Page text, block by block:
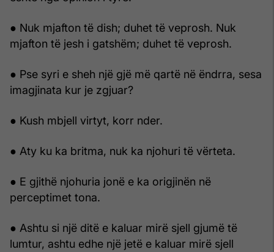
● Nuk mjafton të dish; duhet të veprosh. Nuk
mjafton të jesh i gatshëm; duhet të veprosh.
● Pse syri e sheh një gjë më qartë në ëndrra, sesa
imagjinata kur je zgjuar?
● Kush mbjell virtyt, korr nder.
● Aty ku ka britma, nuk ka njohuri të vërteta.
● E gjithë njohuria jonë e ka origjinën në
perceptimet tona.
● Ashtu si një ditë e kaluar mirë sjell gjumë të
lumtur, ashtu edhe një jetë e kaluar mirë sjell